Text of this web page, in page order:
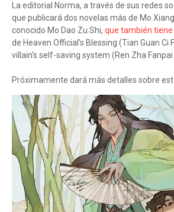
La editorial Norma, a través de sus redes
que publicará dos novelas más de Mo
conocido Mo Dao Zu Shi, que también tiene
de Heaven Official's Blessing (Tian Guan Ci
villain's self-saving system (Ren Zha Fanpai
Próximamente dará más detalles sobre